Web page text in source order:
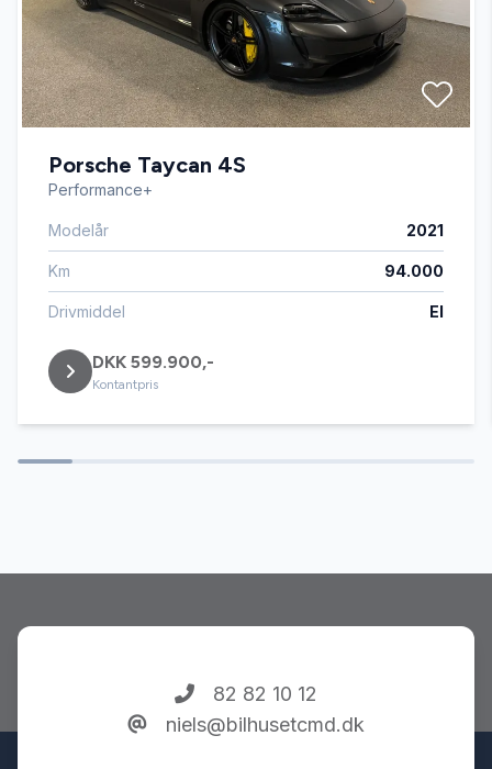
Fuldautomatisk klimaanlæg
Højdejusterbare forsæder
Kørecomputer
Læderrat
Musikstreaming via bluetooth
Navigation
Porsche Taycan 4S
Performance+
Modelår 2021
Km 94.000
Drivmiddel El
DKK 599.900,-
Kontantpris
82 82 10 12
niels@bilhusetcmd.dk